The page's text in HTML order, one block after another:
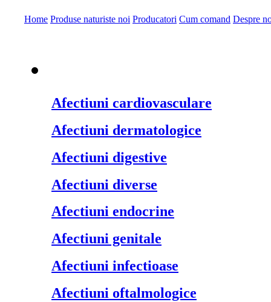
Home Produse naturiste noi Producatori Cum comand Despre
Afectiuni cardiovasculare
Afectiuni dermatologice
Afectiuni digestive
Afectiuni diverse
Afectiuni endocrine
Afectiuni genitale
Afectiuni infectioase
Afectiuni oftalmologice